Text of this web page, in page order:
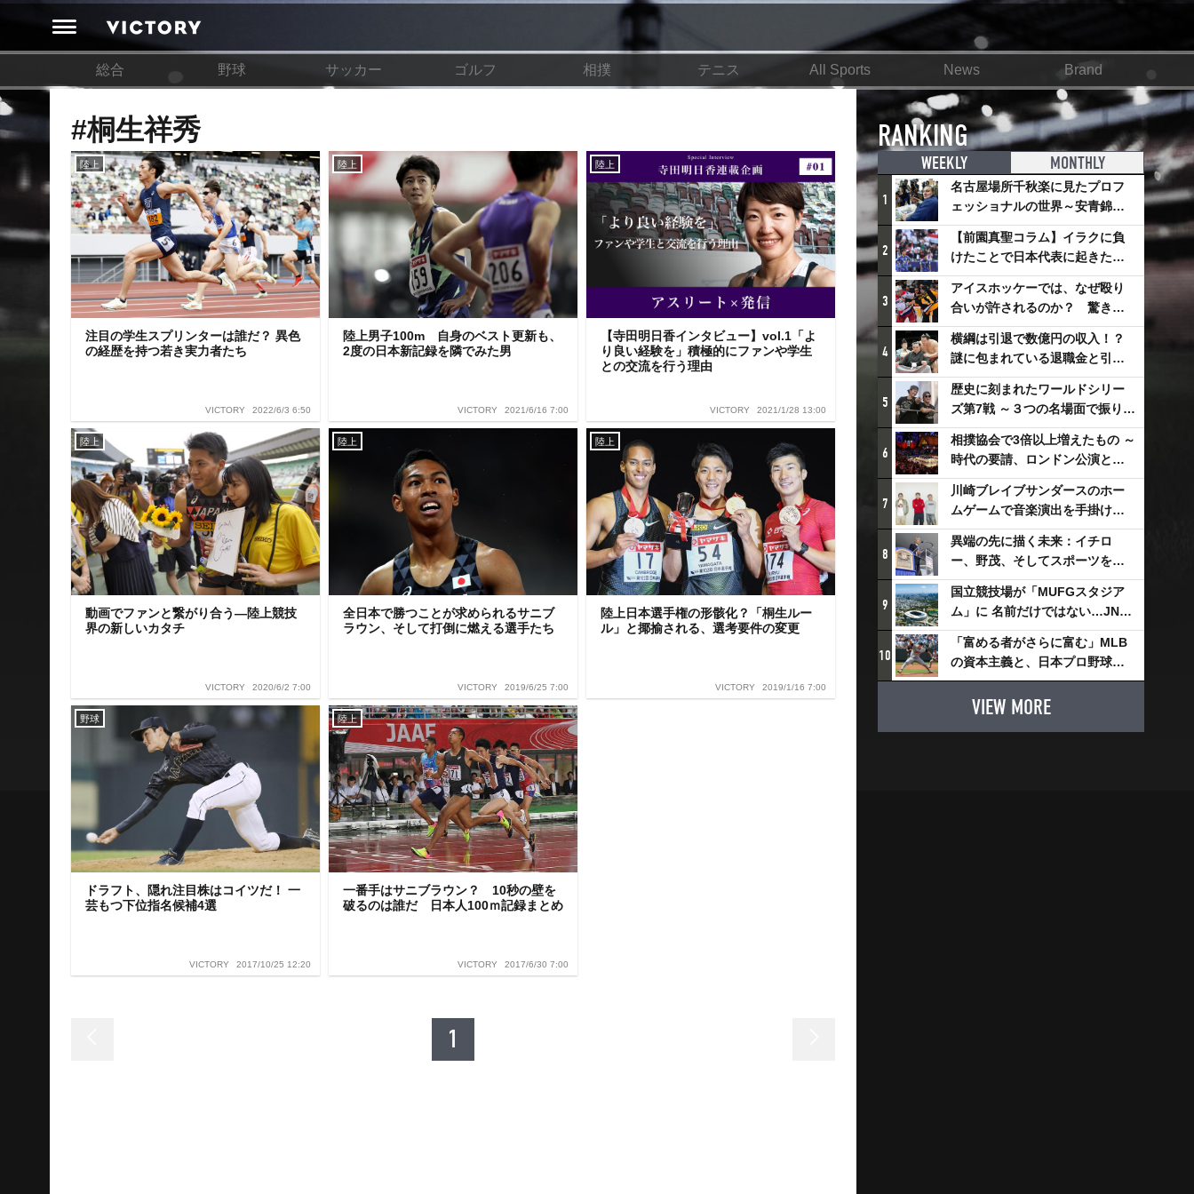
総合 野球 サッカー ゴルフ 相撲 テニス All Sports News Brand
#桐生祥秀
陸上
注目の学生スプリンターは誰だ？ 異色
の経歴を持つ若き実力者たち
VICTORY 2022/6/3 6:50
陸上
陸上男子100m 自身のベスト更新も、
2度の日本新記録を隣でみた男
VICTORY 2021/6/16 7:00
陸上
【寺田明日香インタビュー】vol.1「よ
り良い経験を」積極的にファンや学生
との交流を行う理由
VICTORY 2021/1/28 13:00
陸上
動画でファンと繋がり合う―陸上競技
界の新しいカタチ
VICTORY 2020/6/2 7:00
陸上
全日本で勝つことが求められるサニブ
ラウン、そして打倒に燃える選手たち
VICTORY 2019/6/25 7:00
陸上
陸上日本選手権の形骸化？「桐生ルー
ル」と揶揄される、選考要件の変更
VICTORY 2019/1/16 7:00
野球
ドラフト、隠れ注目株はコイツだ！ 一
芸もつ下位指名候補4選
VICTORY 2017/10/25 12:20
陸上
一番手はサニブラウン？ 10秒の壁を
破るのは誰だ 日本人100ｍ記録まとめ
VICTORY 2017/6/30 7:00
1
RANKING
WEEKLY MONTHLY
1
名古屋場所千秋楽に見たプロフ
ェッショナルの世界～安青錦の
優勝を巡るさまざまなドラマ
2
【前園真聖コラム】イラクに負
けたことで日本代表に起きたプ
ラスとは
3
アイスホッケーでは、なぜ殴り
合いが許されるのか？ 驚きの
「ファイティング」ルールにつ
いて
4
横綱は引退で数億円の収入！？
謎に包まれている退職金と引退
相撲興行
5
歴史に刻まれたワールドシリー
ズ第7戦 ～３つの名場面で振り返
る～
6
相撲協会で3倍以上増えたもの ～
時代の要請、ロンドン公演と古
式大相撲
7
川崎ブレイブサンダースのホー
ムゲームで音楽演出を手掛ける
スチャダラパーが川崎新！アリ
ーナシティ・プロジェクトを語
る 「楽しみでしかないでしょ。
川崎は、ずっと成長曲線だか
ら」
8
異端の先に描く未来：イチロ
ー、野茂、そしてスポーツを支
える科学界の挑戦
9
国立競技場が「MUFGスタジア
ム」に 名前だけではない…JNSE
とMUFGが“共創”し描く地域活
性化・社会価値創造の近未来図
とは
10
「富める者がさらに富む」MLB
の資本主義と、日本プロ野球が
踏み出せない一歩
VIEW MORE